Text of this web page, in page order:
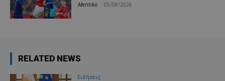
Afentiko 05/08/2026
RELATED NEWS
Ειδήσεις